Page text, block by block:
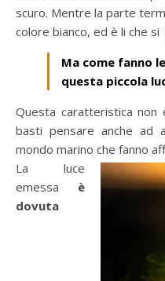
scuro. Mentre la parte
colore bianco, ed è li che si
Ma come fanno
questa piccola
Questa caratteristica non
basti pensare anche ad
mondo marino che fanno
La luce
emessa è
dovuta